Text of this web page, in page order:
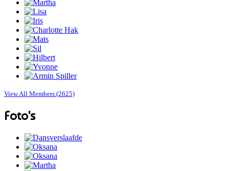
View All Members (2625)
Foto's